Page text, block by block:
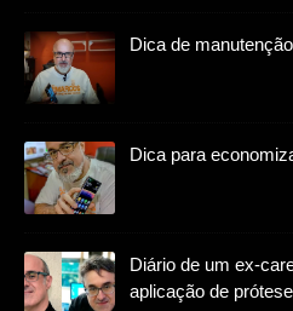
Dica de
Dica para
Diário de um ex-
aplicação de